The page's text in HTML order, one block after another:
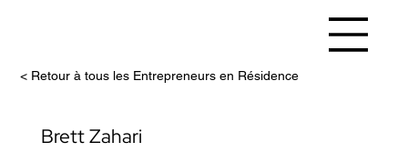
< Retour à tous les Entrepreneurs en Résidence
Brett Zahari